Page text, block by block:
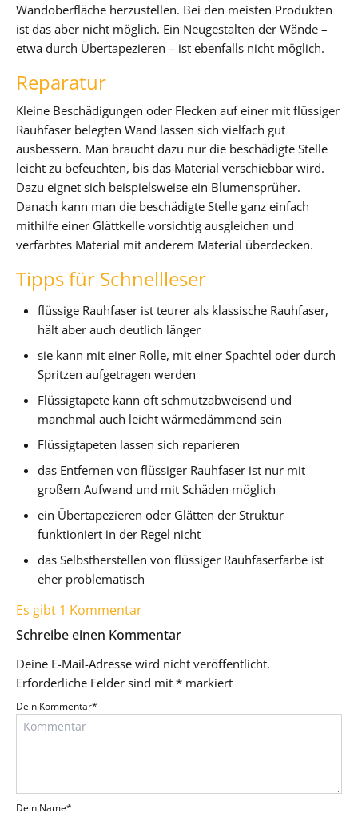
Wandoberfläche herzustellen. Bei den meisten Produkten
ist das aber nicht möglich. Ein Neugestalten der Wände –
etwa durch Übertapezieren – ist ebenfalls nicht möglich.
Reparatur
Kleine Beschädigungen oder Flecken auf einer mit flüssiger
Rauhfaser belegten Wand lassen sich vielfach gut
ausbessern. Man braucht dazu nur die beschädigte Stelle
leicht zu befeuchten, bis das Material verschiebbar wird.
Dazu eignet sich beispielsweise ein Blumensprüher.
Danach kann man die beschädigte Stelle ganz einfach
mithilfe einer Glättkelle vorsichtig ausgleichen und
verfärbtes Material mit anderem Material überdecken.
Tipps für Schnellleser
flüssige Rauhfaser ist teurer als klassische Rauhfaser,
hält aber auch deutlich länger
sie kann mit einer Rolle, mit einer Spachtel oder durch
Spritzen aufgetragen werden
Flüssigtapete kann oft schmutzabweisend und
manchmal auch leicht wärmedämmend sein
Flüssigtapeten lassen sich reparieren
das Entfernen von flüssiger Rauhfaser ist nur mit
großem Aufwand und mit Schäden möglich
ein Übertapezieren oder Glätten der Struktur
funktioniert in der Regel nicht
das Selbstherstellen von flüssiger Rauhfaserfarbe ist
eher problematisch
Es gibt 1 Kommentar
Schreibe einen Kommentar
Deine E-Mail-Adresse wird nicht veröffentlicht.
Erforderliche Felder sind mit * markiert
Dein Kommentar*
Dein Name*